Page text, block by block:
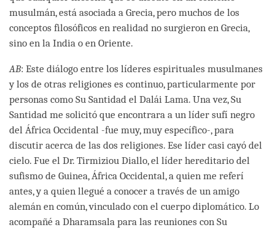
musulmán, está asociada a Grecia, pero muchos de los
conceptos filosóficos en realidad no surgieron en Grecia,
sino en la India o en Oriente.
AB: Este diálogo entre los líderes espirituales musulmanes
y los de otras religiones es continuo, particularmente por
personas como Su Santidad el Dalái Lama. Una vez, Su
Santidad me solicitó que encontrara a un líder sufí negro
del África Occidental -fue muy, muy específico-, para
discutir acerca de las dos religiones. Ese líder casi cayó del
cielo. Fue el Dr. Tirmiziou Diallo, el líder hereditario del
sufismo de Guinea, África Occidental, a quien me referí
antes, y a quien llegué a conocer a través de un amigo
alemán en común, vinculado con el cuerpo diplomático. Lo
acompañé a Dharamsala para las reuniones con Su